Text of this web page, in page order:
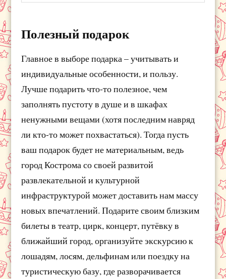
Полезный подарок
Главное в выборе подарка – учитывать и
индивидуальные особенности, и пользу.
Лучше подарить что-то полезное, чем
заполнять пустоту в душе и в шкафах
ненужными вещами (хотя последним навряд
ли кто-то может похвастаться). Тогда пусть
ваш подарок будет не материальным, ведь
город Кострома со своей развитой
развлекательной и культурной
инфраструктурой может доставить нам массу
новых впечатлений. Подарите своим близким
билеты в театр, цирк, концерт, путёвку в
ближайший город, организуйте экскурсию к
лошадям, лосям, дельфинам или поездку на
туристическую базу, где разворачивается